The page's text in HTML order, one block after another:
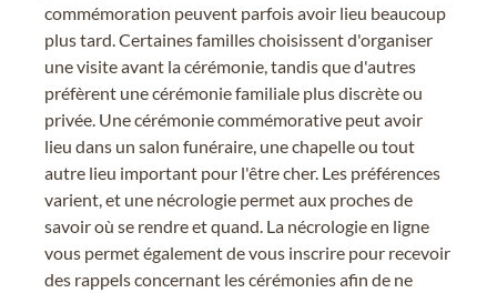
commémoration peuvent parfois avoir lieu beaucoup
plus tard. Certaines familles choisissent d'organiser
une visite avant la cérémonie, tandis que d'autres
préfèrent une cérémonie familiale plus discrète ou
privée. Une cérémonie commémorative peut avoir
lieu dans un salon funéraire, une chapelle ou tout
autre lieu important pour l'être cher. Les préférences
varient, et une nécrologie permet aux proches de
savoir où se rendre et quand. La nécrologie en ligne
vous permet également de vous inscrire pour recevoir
des rappels concernant les cérémonies afin de ne